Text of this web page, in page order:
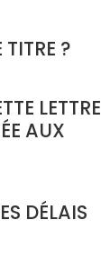
?
LETTRE
AUX
DÉLAIS